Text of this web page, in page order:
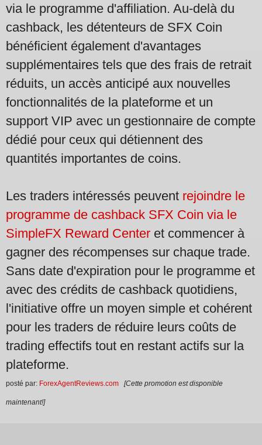
via le programme d'affiliation. Au-delà du
cashback, les détenteurs de SFX Coin
bénéficient également d'avantages
supplémentaires tels que des frais de retrait
réduits, un accès anticipé aux nouvelles
fonctionnalités de la plateforme et un
support VIP avec un gestionnaire de compte
dédié pour ceux qui détiennent des
quantités importantes de coins.
Les traders intéressés peuvent rejoindre le
programme de cashback SFX Coin via le
SimpleFX Reward Center et commencer à
gagner des récompenses sur chaque trade.
Sans date d'expiration pour le programme et
avec des crédits de cashback quotidiens,
l'initiative offre un moyen simple et cohérent
pour les traders de réduire leurs coûts de
trading effectifs tout en restant actifs sur la
plateforme.
posté par: ForexAgentReviews.com [Cette promotion est disponible
maintenant!]